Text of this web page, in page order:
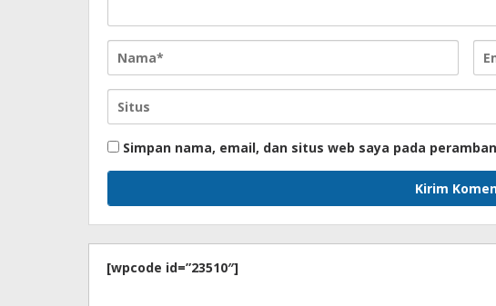
Simpan nama, email, dan situs web saya pada
[wpcode id=”23510″]